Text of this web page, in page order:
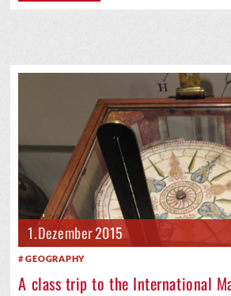
1. Dezember 2015
GEOGRAPHY
A class trip to the International